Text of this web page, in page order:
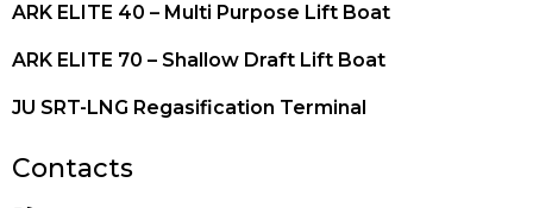
ARK ELITE 40 – Multi Purpose Lift Boat
ARK ELITE 70 – Shallow Draft Lift Boat
JU SRT-LNG Regasification Terminal
Contacts